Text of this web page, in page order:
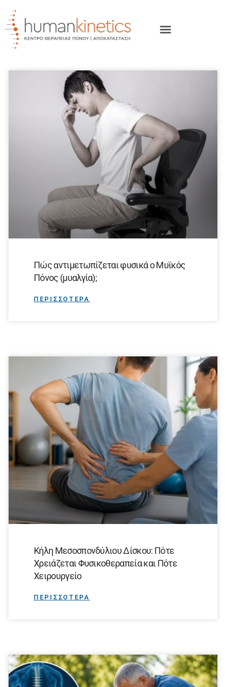
Πώς αντιμετωπίζεται φυσικά ο Μυϊκός
Πόνος (μυαλγία);
ΠΕΡΙΣΣΟΤΕΡΑ
Κήλη Μεσοσπονδύλιου Δίσκου: Πότε
Χρειάζεται Φυσικοθεραπεία και Πότε
Χειρουργείο
ΠΕΡΙΣΣΟΤΕΡΑ